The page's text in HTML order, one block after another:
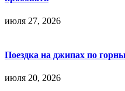
июля 27, 2026
Поездка на джипах по
июля 20, 2026